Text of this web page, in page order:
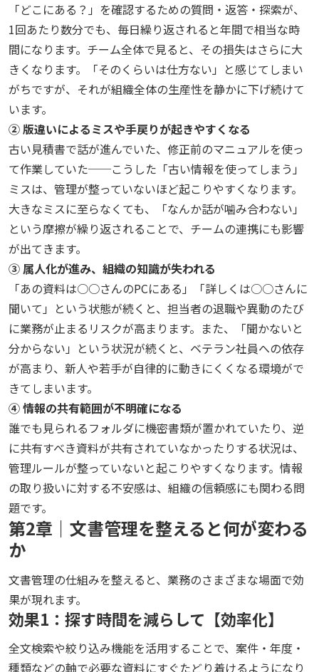
「どこにある？」を確認するための質問・返答・探索が、
1回あたり数分でも、毎日繰り返されると年間で相当な時
間になります。チーム全体で見ると、その損失はさらに大
きくなります。「そのくらいは仕方ない」と感じてしまい
がちですが、それが組織全体の生産性を静かに下げ続けて
います。
② 版違いによるミスや手戻りが起きやすくなる
古い見積書で話が進んでいた、修正前のマニュアルを使っ
て作業していた──こうした「古い情報を使ってしまう」
ミスは、管理が整っていないほど起こりやすくなります。
大きなミスに至らなくても、「なんか話が噛み合わない」
という摩擦が繰り返されることで、チームの連携にも影響
が出てきます。
③ 属人化が進み、組織の知識が失われる
「あの資料は○○さんのPCにある」「詳しくは○○さんに
聞いて」という状態が続くと、担当者の退職や異動のたび
に業務が止まるリスクが高まります。また、「聞かないと
分からない」という状況が続くと、ベテラン社員への依存
が高まり、新人や若手が自律的に動きにくくなる環境がで
きてしまいます。
④ 情報の共有範囲が不明確になる
誰でも見られるフォルダに機密書類が置かれていたり、逆
に共有すべき資料が共有されていなかったりする状況は、
管理ルールが整っていないと起こりやすくなります。情報
の取り扱いに対する不安感は、組織の信頼感にも関わる問
題です。
第2章｜文書管理を整えると何が変わる
か
文書管理の仕組みを整えると、業務のさまざまな場面で効
果が現れます。
効果1：探す時間を減らして【効率化】
全文検索や絞り込み機能を活用することで、案件・年度・
種類などの軸で必要な資料にすぐたどり着けるようになり